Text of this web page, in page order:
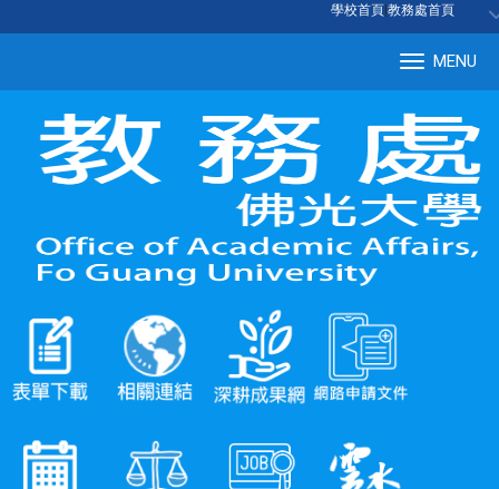
學校首頁 教務處首頁
MENU